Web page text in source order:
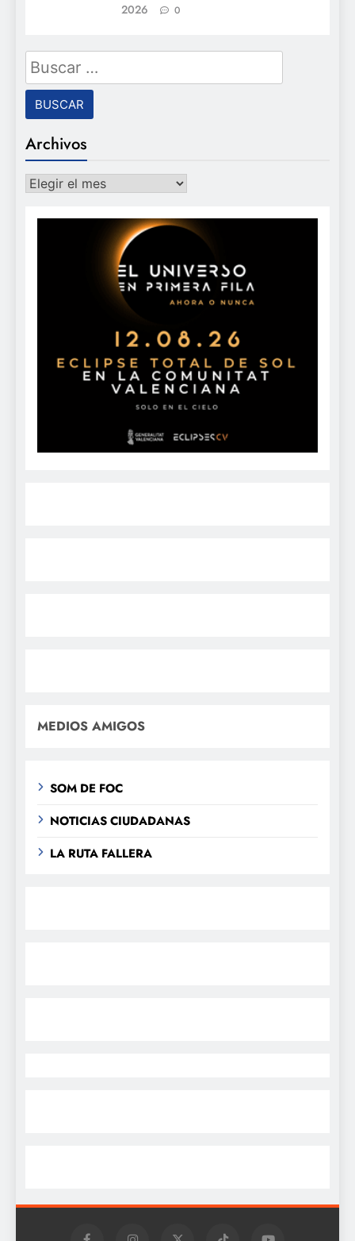
2026
0
Buscar:
Archivos
Archivos
MEDIOS AMIGOS
SOM DE FOC
NOTICIAS CIUDADANAS
LA RUTA FALLERA